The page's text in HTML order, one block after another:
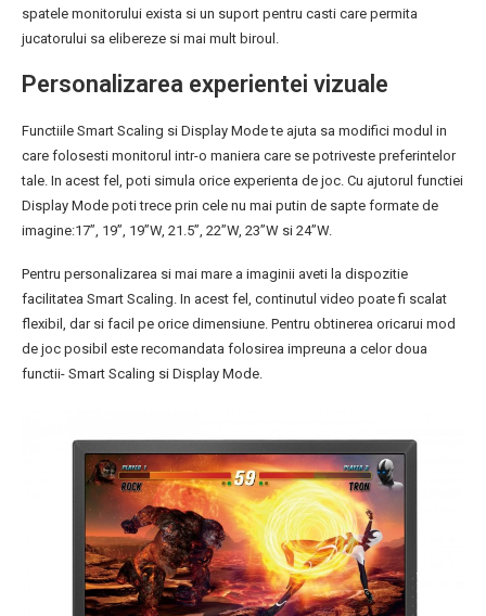
spatele monitorului exista si un suport pentru casti care permita
jucatorului sa elibereze si mai mult biroul.
Personalizarea experientei vizuale
Functiile Smart Scaling si Display Mode te ajuta sa modifici modul in
care folosesti monitorul intr-o maniera care se potriveste preferintelor
tale. In acest fel, poti simula orice experienta de joc. Cu ajutorul functiei
Display Mode poti trece prin cele nu mai putin de sapte formate de
imagine:17”, 19”, 19”W, 21.5”, 22”W, 23”W si 24”W.
Pentru personalizarea si mai mare a imaginii aveti la dispozitie
facilitatea Smart Scaling. In acest fel, continutul video poate fi scalat
flexibil, dar si facil pe orice dimensiune. Pentru obtinerea oricarui mod
de joc posibil este recomandata folosirea impreuna a celor doua
functii- Smart Scaling si Display Mode.